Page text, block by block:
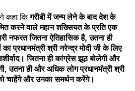
ने कहा किगरीबी में जन्म लेने के बाद देश के
करने वाले महान शख्सियत के प्रति एक
नफरत जितना ऐतिहासिक है,उतना ही
का प्रधानमंत्री श्री नरेन्द्र मोदी जी के लिए
जितना ही कांग्रेस झूठ बोलेगी और
,उतना ही और अधिक लोग प्रधानमंत्री श्री
चाहेंगे और उनका समर्थन करेंगे।